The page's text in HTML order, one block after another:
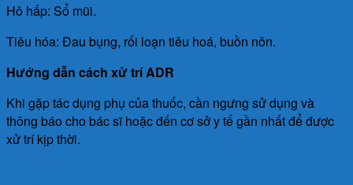
Hô hấp: Sổ mũi.
Tiêu hóa: Đau bụng, rối loạn tiêu hoá, buồn nôn.
Hướng dẫn cách xử trí ADR
Khi gặp tác dụng phụ của thuốc, cần ngưng sử dụng và
thông báo cho bác sĩ hoặc đến cơ sở y tế gần nhất để được
xử trí kịp thời.